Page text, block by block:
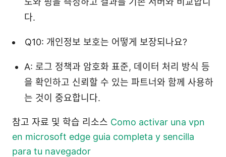
다.
Q10: 개인정보 보호는 어떻게 보장되나요?
A: 로그 정책과 암호화 표준, 데이터 처리 방식 등
을 확인하고 신뢰할 수 있는 파트너와 함께 사용하
는 것이 중요합니다.
참고 자료 및 학습 리소스 Como activar una vpn
en microsoft edge guia completa y sencilla
para tu navegador